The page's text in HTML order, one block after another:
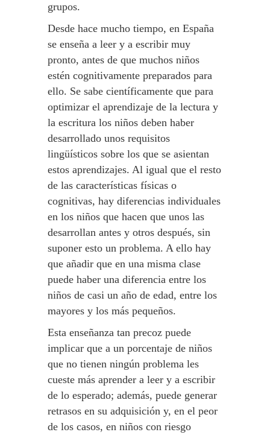
grupos.
Desde hace mucho tiempo, en España
se enseña a leer y a escribir muy
pronto, antes de que muchos niños
estén cognitivamente preparados para
ello. Se sabe científicamente que para
optimizar el aprendizaje de la lectura y
la escritura los niños deben haber
desarrollado unos requisitos
lingüísticos sobre los que se asientan
estos aprendizajes. Al igual que el resto
de las características físicas o
cognitivas, hay diferencias individuales
en los niños que hacen que unos las
desarrollan antes y otros después, sin
suponer esto un problema. A ello hay
que añadir que en una misma clase
puede haber una diferencia entre los
niños de casi un año de edad, entre los
mayores y los más pequeños.
Esta enseñanza tan precoz puede
implicar que a un porcentaje de niños
que no tienen ningún problema les
cueste más aprender a leer y a escribir
de lo esperado; además, puede generar
retrasos en su adquisición y, en el peor
de los casos, en niños con riesgo